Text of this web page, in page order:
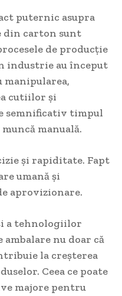
puternic asupra
din carton sunt
de producție
industrie au început
manipularea,
cutiilor și
semnificativ timpul
manuală.
și rapiditate. Fapt
umană și
aprovizionare.
a tehnologiilor
nu doar că
la creșterea
Ceea ce poate
majore pentru